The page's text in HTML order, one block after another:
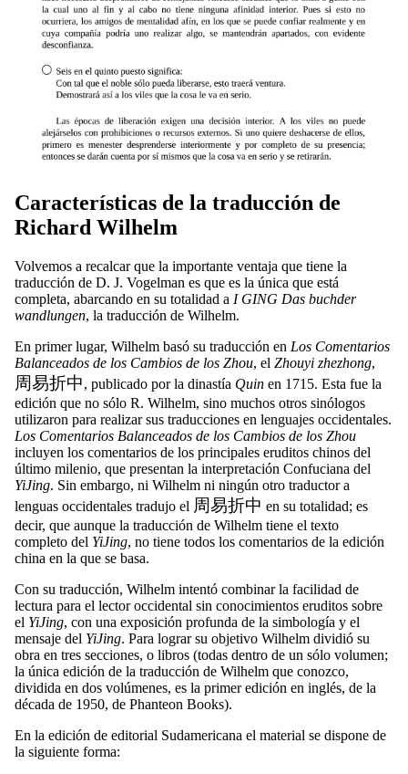
Características de la traducción de
Richard Wilhelm
Volvemos a recalcar que la importante ventaja que tiene la
traducción de D. J. Vogelman es que es la única que está
completa, abarcando en su totalidad a I GING Das buchder
wandlungen, la traducción de Wilhelm.
En primer lugar, Wilhelm basó su traducción en Los Comentarios
Balanceados de los Cambios de los Zhou, el Zhouyi zhezhong,
周易折中, publicado por la dinastía Quin en 1715. Esta fue la
edición que no sólo R. Wilhelm, sino muchos otros sinólogos
utilizaron para realizar sus traducciones en lenguajes occidentales.
Los Comentarios Balanceados de los Cambios de los Zhou
incluyen los comentarios de los principales eruditos chinos del
último milenio, que presentan la interpretación Confuciana del
YiJing. Sin embargo, ni Wilhelm ni ningún otro traductor a
lenguas occidentales tradujo el 周易折中 en su totalidad; es
decir, que aunque la traducción de Wilhelm tiene el texto
completo del YiJing, no tiene todos los comentarios de la edición
china en la que se basa.
Con su traducción, Wilhelm intentó combinar la facilidad de
lectura para el lector occidental sin conocimientos eruditos sobre
el YiJing, con una exposición profunda de la simbología y el
mensaje del YiJing. Para lograr su objetivo Wilhelm dividió su
obra en tres secciones, o libros (todas dentro de un sólo volumen;
la única edición de la traducción de Wilhelm que conozco,
dividida en dos volúmenes, es la primer edición en inglés, de la
década de 1950, de Phanteon Books).
En la edición de editorial Sudamericana el material se dispone de
la siguiente forma: